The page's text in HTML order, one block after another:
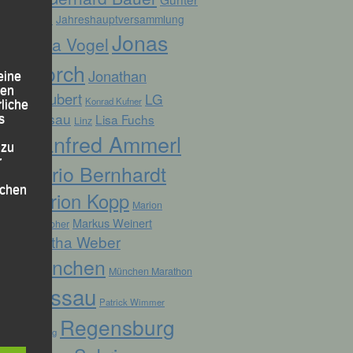
Jahreshauptversammlung
Jana Vogel Jonas
Storch Jonathan
Schubert Konrad Kufner LG
Passau Linz Lisa Fuchs
Manfred Ammerl
Mario Bernhardt
Marion Kopp Marion
Krautloher Markus Weinert
Martha Weber
München München Marathon
Passau Patrick Wimmer
Pocking Regensburg